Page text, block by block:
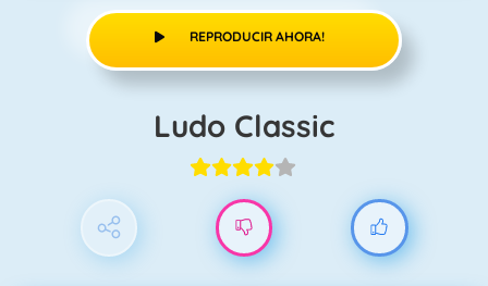
REPRODUCIR AHORA!
Ludo Classic